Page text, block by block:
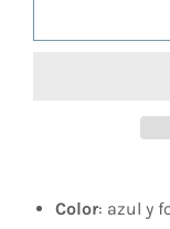
Color: azul y